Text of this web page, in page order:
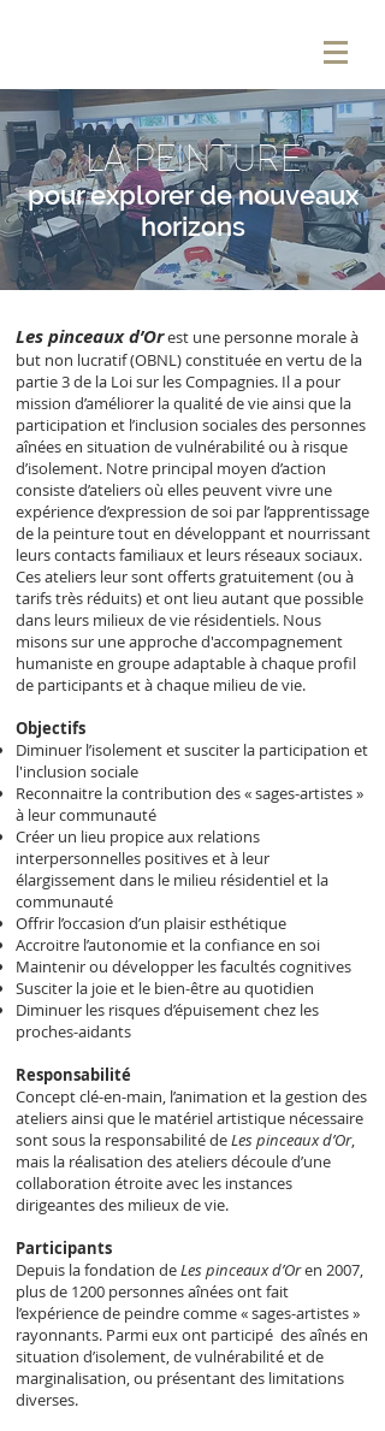
LA PEINTURE
pour explorer de nouveaux
horizons
Les pinceaux d’Orest une personne moraleà
but non lucratif (OBNL) constituée en vertu de la
partie 3 de la Loi sur les Compagnies. Il a pour
mission d’améliorer la qualité de vie ainsi que la
participation et l’inclusion sociales des personnes
aînées en situation de vulnérabilité ou à risque
d’isolement. Notre principal moyen d’action
consiste d’ateliers où elles peuvent vivre une
expérience d’expression de soi par l’apprentissage
de la peinture tout en développant et nourrissant
leurs contacts familiaux et leurs réseaux sociaux.
Ces ateliers leur sont offerts gratuitement (ou à
tarifs très réduits) et ont lieu autant que possible
dans leurs milieux de vie résidentiels. Nous
misons sur une approche d'accompagnement
humaniste en groupe adaptable à chaque profil
de participants et à chaque milieu de vie.
Objectifs
Diminuer l’isolement et susciter la participation et
l'inclusion sociale
Reconnaitre la contribution des « sages-artistes »
à leur communauté
Créer un lieu propice aux relations
interpersonnelles positives et à leur
élargissement dans le milieu résidentiel et la
communauté
Offrir l’occasion d’un plaisir esthétique
Accroitre l’autonomie et la confiance en soi
Maintenir ou développer les facultés cognitives
Susciter la joie et le bien-être au quotidien
Diminuer les risques d’épuisement chez les
proches-aidants
Responsabilité
Concept clé-en-main, l’animation et la gestion des
ateliers ainsi que le matériel artistique nécessaire
sont sous la responsabilité deLes pinceaux d’Or,
mais la réalisation des ateliers découle d’une
collaboration étroite avec les instances
dirigeantes des milieux de vie.
Participants
Depuis la fondation deLes pinceaux d’Oren 2007,
plus de 1200 personnes aînées ont fait
l’expérience de peindre comme « sages-artistes »
rayonnants. Parmi eux ont participé des aînés en
situation d’isolement, de vulnérabilité et de
marginalisation, ou présentant des limitations
diverses.